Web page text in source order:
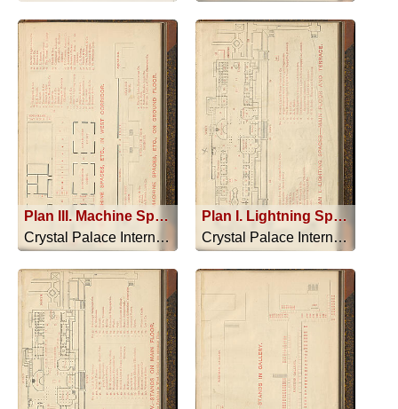
Plan III. Machine Spaces, Etc., in west Corridor
Crystal Palace International Electric... - 1882
Plan I. Lightning Spaces - Main Floor and Terrace
Crystal Palace International Electric... - 1882